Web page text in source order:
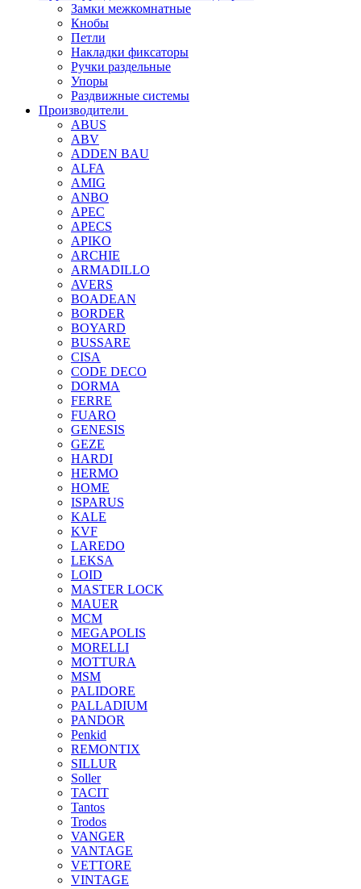
Замки межкомнатные
Кнобы
Петли
Накладки фиксаторы
Ручки раздельные
Упоры
Раздвижные системы
Производители
ABUS
ABV
ADDEN BAU
ALFA
AMIG
ANBO
APEC
APECS
APIKO
ARCHIE
ARMADILLO
AVERS
BOADEAN
BORDER
BOYARD
BUSSARE
CISA
CODE DECO
DORMA
FERRE
FUARO
GENESIS
GEZE
HARDI
HERMO
HOMЕ
ISPARUS
KALE
KVF
LAREDO
LEKSA
LOID
MASTER LOCK
MAUER
MCM
MEGAPOLIS
MORELLI
MOTTURA
MSM
PALIDORE
PALLADIUM
PANDOR
Penkid
REMONTIX
SILLUR
Soller
TACIT
Tantos
Trodos
VANGER
VANTAGE
VETTORE
VINTAGE